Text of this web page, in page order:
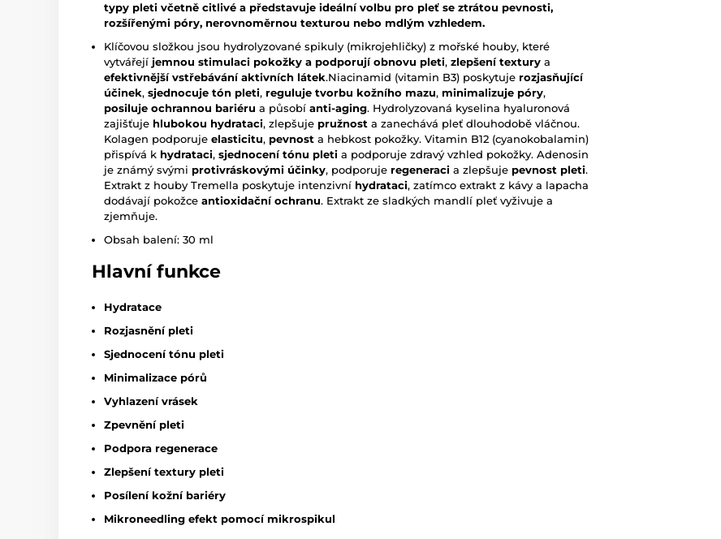
typy pleti včetně citlivé a představuje ideální volbu pro pleť se ztrátou pevnosti,
rozšířenými póry, nerovnoměrnou texturou nebo mdlým vzhledem.
Klíčovou složkou jsou hydrolyzované spikuly (mikrojehličky) z mořské houby, které
vytvářejí jemnou stimulaci pokožky a podporují obnovu pleti, zlepšení textury a
efektivnější vstřebávání aktivních látek.Niacinamid (vitamin B3) poskytuje rozjasňující
účinek, sjednocuje tón pleti, reguluje tvorbu kožního mazu, minimalizuje póry,
posiluje ochrannou bariéru a působí anti-aging. Hydrolyzovaná kyselina hyaluronová
zajišťuje hlubokou hydrataci, zlepšuje pružnost a zanechává pleť dlouhodobě vláčnou.
Kolagen podporuje elasticitu, pevnost a hebkost pokožky. Vitamin B12 (cyanokobalamin)
přispívá k hydrataci, sjednocení tónu pleti a podporuje zdravý vzhled pokožky. Adenosin
je známý svými protivráskovými účinky, podporuje regeneraci a zlepšuje pevnost pleti.
Extrakt z houby Tremella poskytuje intenzivní hydrataci, zatímco extrakt z kávy a lapacha
dodávají pokožce antioxidační ochranu. Extrakt ze sladkých mandlí pleť vyživuje a
zjemňuje.
Obsah balení: 30 ml
Hlavní funkce
Hydratace
Rozjasnění pleti
Sjednocení tónu pleti
Minimalizace pórů
Vyhlazení vrásek
Zpevnění pleti
Podpora regenerace
Zlepšení textury pleti
Posílení kožní bariéry
Mikroneedling efekt pomocí mikrospikul